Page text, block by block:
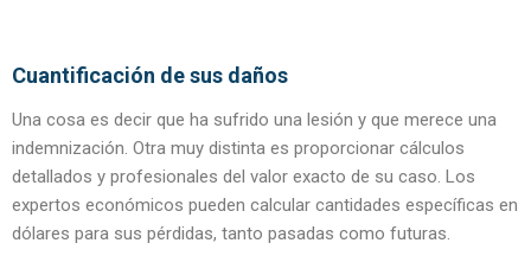
Cuantificación de sus daños
Una cosa es decir que ha sufrido una lesión y que merece una
indemnización. Otra muy distinta es proporcionar cálculos
detallados y profesionales del valor exacto de su caso. Los
expertos económicos pueden calcular cantidades específicas en
dólares para sus pérdidas, tanto pasadas como futuras.